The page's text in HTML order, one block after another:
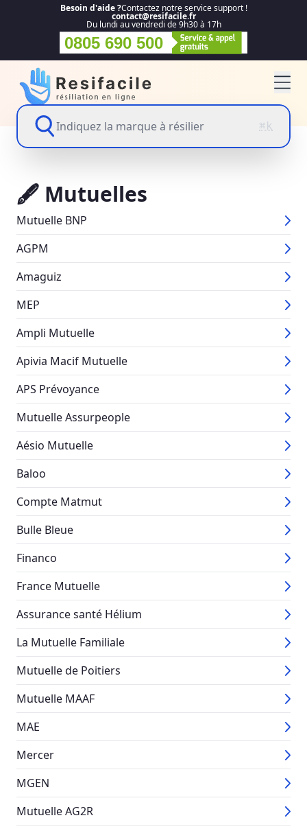
Besoin d'aide ?Contactez notre service support !
contact@resifacile.fr
Du lundi au vendredi de 9h30 à 17h
0805 690 500
Indiquez la marque à résilier ⌘k
🖋 Mutuelles
Mutuelle BNP
AGPM
Amaguiz
MEP
Ampli Mutuelle
Apivia Macif Mutuelle
APS Prévoyance
Mutuelle Assurpeople
Aésio Mutuelle
Baloo
Compte Matmut
Bulle Bleue
Financo
France Mutuelle
Assurance santé Hélium
La Mutuelle Familiale
Mutuelle de Poitiers
Mutuelle MAAF
MAE
Mercer
MGEN
Mutuelle AG2R